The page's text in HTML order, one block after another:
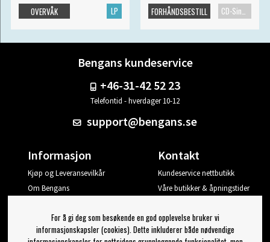
LP
OVERVÅK CD-Singel
FORHÅNDSBESTILL
Bengans kundeservice
+46-31-42 52 23
Telefontid - hverdager 10-12
support@bengans.se
Informasjon
Kjøp og Leveransevilkår
Om Bengans
Kontakt
Kundeservice nettbutikk
Våre butikker & åpningstider
Logg ut
For å gi deg som besøkende en god opplevelse bruker vi
informasjonskapsler (cookies). Dette inkluderer både nødvendige